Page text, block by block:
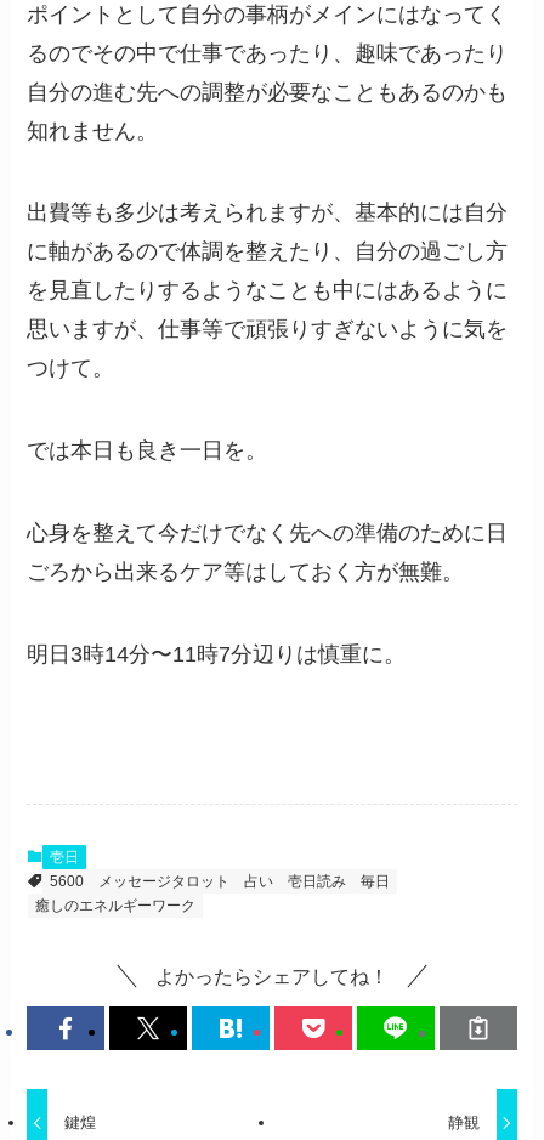
ポイントとして自分の事柄がメインにはなってく
るのでその中で仕事であったり、趣味であったり
自分の進む先への調整が必要なこともあるのかも
知れません。
出費等も多少は考えられますが、基本的には自分
に軸があるので体調を整えたり、自分の過ごし方
を見直したりするようなことも中にはあるように
思いますが、仕事等で頑張りすぎないように気を
つけて。
では本日も良き一日を。
心身を整えて今だけでなく先への準備のために日
ごろから出来るケア等はしておく方が無難。
明日3時14分〜11時7分辺りは慎重に。
壱日
5600
メッセージタロット 占い 壱日読み
毎日
癒しのエネルギーワーク
よかったらシェアしてね！
鍵煌 静観